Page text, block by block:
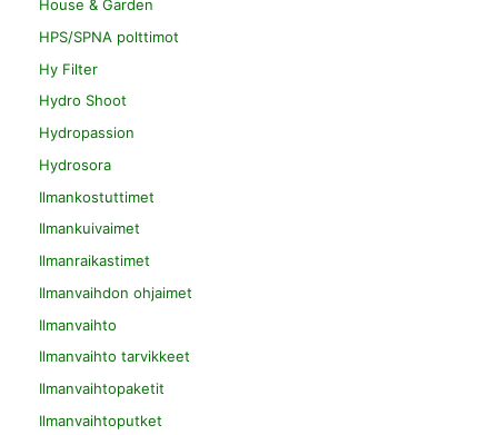
House & Garden
HPS/SPNA polttimot
Hy Filter
Hydro Shoot
Hydropassion
Hydrosora
Ilmankostuttimet
Ilmankuivaimet
Ilmanraikastimet
Ilmanvaihdon ohjaimet
Ilmanvaihto
Ilmanvaihto tarvikkeet
Ilmanvaihtopaketit
Ilmanvaihtoputket